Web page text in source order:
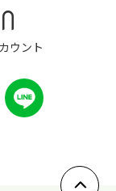
ウント